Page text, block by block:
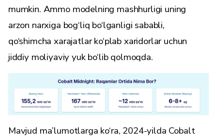
mumkin. Ammo modelning mashhurligi uning
arzon narxiga bog‘liq bo‘lganligi sababli,
qo‘shimcha xarajatlar ko‘plab xaridorlar uchun
jiddiy moliyaviy yuk bo‘lib qolmoqda.
Mavjud ma’lumotlarga ko‘ra, 2024-yilda Cobalt